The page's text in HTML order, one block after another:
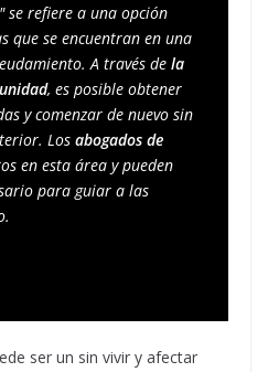
" se refiere a una opción
que se encuentran en una
A través de la
, es posible obtener
y comenzar de nuevo sin
Los abogados de
en esta área y pueden
para guiar a las
ser un sin vivir y afectar